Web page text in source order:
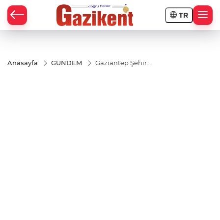
TR
Anasayfa GÜNDEM
Gaziantep Şehir